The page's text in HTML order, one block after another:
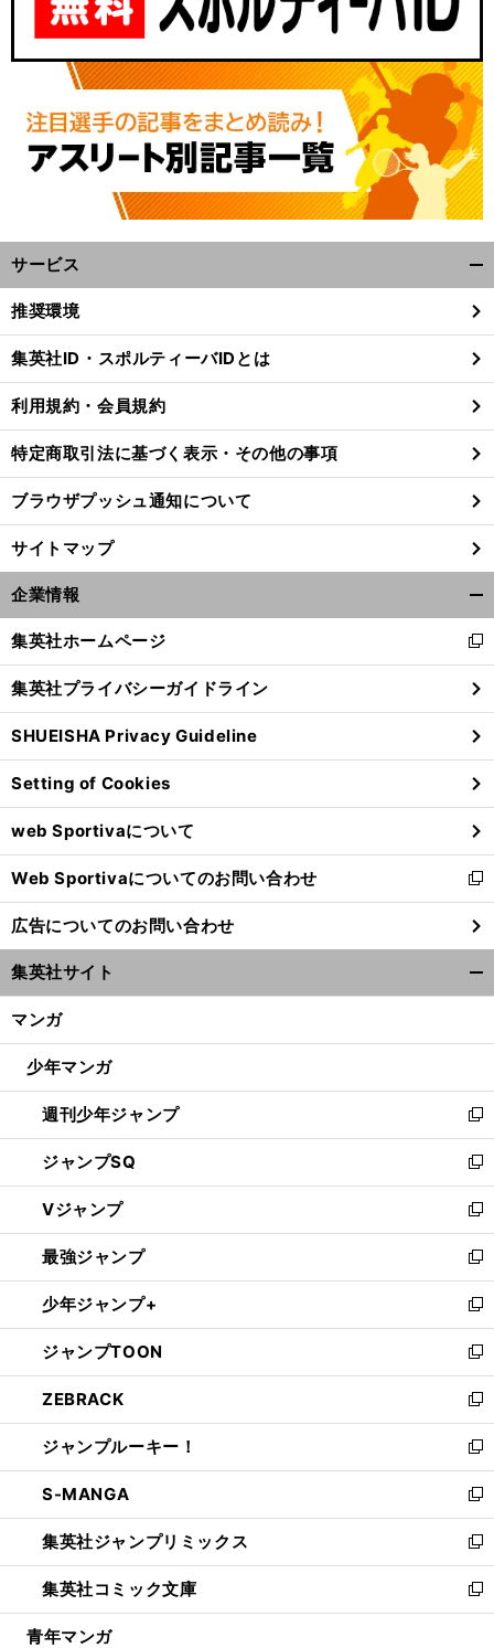
サービス
閉
る
推奨環境
集英社ID・スポルティーバIDとは
利用規約・会員規約
特定商取引法に基づく表示・その他の事項
ブラウザプッシュ通知について
サイトマップ
企業情報
閉
る
集英社ホームページ
新
し
い
ウ
ィ
ン
ド
ウ
で
開
く
集英社プライバシーガイドライン
SHUEISHA Privacy Guideline
Setting of Cookies
web Sportivaについて
Web Sportivaについてのお問い合わせ
新
し
い
ウ
ィ
ン
ウ
開
く
広告についてのお問い合わせ
集英社サイト
マンガ
少年マンガ
週刊少年ジャンプ
新
し
い
ウ
ィ
ン
ド
ウ
で
開
く
ジャンプSQ
新
し
い
ウ
ィ
ン
ド
ウ
で
開
く
Vジャンプ
新
し
い
ウ
ィ
ン
ド
ウ
で
開
く
最強ジャンプ
新
し
い
ウ
ィ
ン
ド
ウ
で
開
く
少年ジャンプ+
新
し
い
ウ
ィ
ン
ド
ウ
で
開
く
ジャンプTOON
新
し
い
ウ
ィ
ン
ド
ウ
で
開
く
ZEBRACK
新
し
い
ウ
ィ
ン
ド
ウ
で
開
ジャンプルーキー！
新
し
い
ウ
ィ
ン
ド
ウ
S-MANGA
新
し
い
ウ
ィ
ン
集英社ジャンプリミックス
新
し
い
ウ
集英社コミック文庫
新
し
青年マンガ